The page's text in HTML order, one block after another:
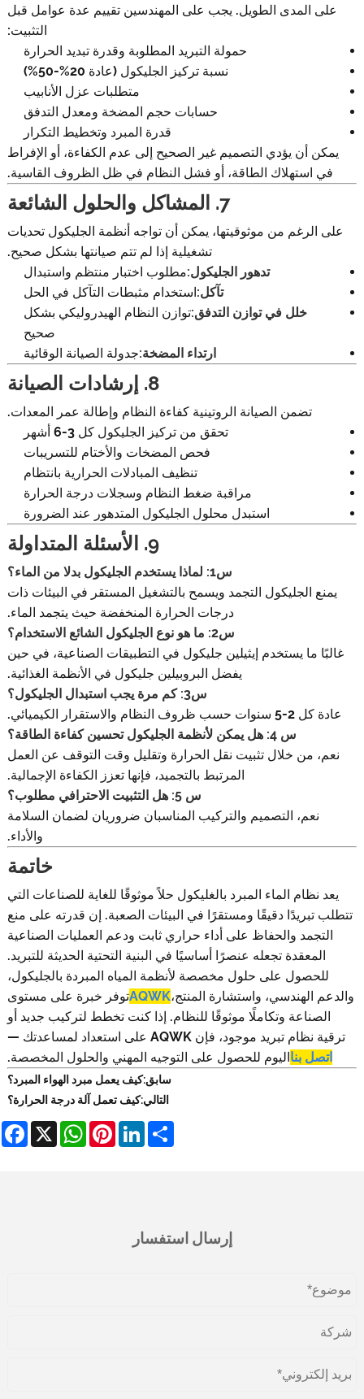
على المدى الطويل. يجب على المهندسين تقييم عدة عوامل قبل
التثبيت:
حمولة التبريد المطلوبة وقدرة تبديد الحرارة
نسبة تركيز الجليكول (عادة 20%-50%)
متطلبات عزل الأنابيب
حسابات حجم المضخة ومعدل التدفق
قدرة المبرد وتخطيط التكرار
يمكن أن يؤدي التصميم غير الصحيح إلى عدم الكفاءة، أو الإفراط
في استهلاك الطاقة، أو فشل النظام في ظل الظروف القاسية.
7. المشاكل والحلول الشائعة
على الرغم من موثوقيتها، يمكن أن تواجه أنظمة الجليكول تحديات
تشغيلية إذا لم تتم صيانتها بشكل صحيح.
تدهور الجليكول:مطلوب اختبار منتظم واستبدال
تآكل:استخدام مثبطات التآكل في الحل
خلل في توازن التدفق:توازن النظام الهيدروليكي بشكل
صحيح
ارتداء المضخة:جدولة الصيانة الوقائية
8. إرشادات الصيانة
تضمن الصيانة الروتينية كفاءة النظام وإطالة عمر المعدات.
تحقق من تركيز الجليكول كل 3-6 أشهر
فحص المضخات والأختام للتسريبات
تنظيف المبادلات الحرارية بانتظام
مراقبة ضغط النظام وسجلات درجة الحرارة
استبدل محلول الجليكول المتدهور عند الضرورة
9. الأسئلة المتداولة
س1: لماذا يستخدم الجليكول بدلا من الماء؟
يمنع الجليكول التجمد ويسمح بالتشغيل المستقر في البيئات ذات
درجات الحرارة المنخفضة حيث يتجمد الماء.
س2: ما هو نوع الجليكول الشائع الاستخدام؟
غالبًا ما يستخدم إيثيلين جليكول في التطبيقات الصناعية، في حين
يفضل البروبيلين جليكول في الأنظمة الغذائية.
س3: كم مرة يجب استبدال الجليكول؟
عادة كل 2-5 سنوات حسب ظروف النظام والاستقرار الكيميائي.
س 4: هل يمكن لأنظمة الجليكول تحسين كفاءة الطاقة؟
نعم، من خلال تثبيت نقل الحرارة وتقليل وقت التوقف عن العمل
المرتبط بالتجميد، فإنها تعزز الكفاءة الإجمالية.
س 5: هل التثبيت الاحترافي مطلوب؟
نعم، التصميم والتركيب المناسبان ضروريان لضمان السلامة
والأداء.
خاتمة
يعد نظام الماء المبرد بالغليكول حلاً موثوقًا للغاية للصناعات التي
تتطلب تبريدًا دقيقًا ومستقرًا في البيئات الصعبة. إن قدرته على منع
التجمد والحفاظ على أداء حراري ثابت ودعم العمليات الصناعية
المعقدة تجعله عنصرًا أساسيًا في البنية التحتية الحديثة للتبريد.
للحصول على حلول مخصصة لأنظمة المياه المبردة بالجليكول،
والدعم الهندسي، واستشارة المنتج،AQWKتوفر خبرة على مستوى
الصناعة وتكاملًا موثوقًا للنظام. إذا كنت تخطط لتركيب جديد أو
ترقية نظام تبريد موجود، فإن AQWK على استعداد لمساعدتك —
اتصل بنااليوم للحصول على التوجيه المهني والحلول المخصصة.
سابق:كيف يعمل مبرد الهواء المبرد؟
التالي:كيف تعمل آلة درجة الحرارة؟
X
WhatsAppPinterestLinkedInShare
إرسال استفسار